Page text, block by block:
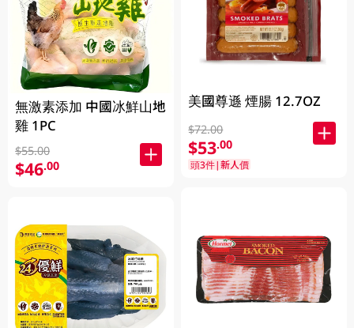
無激素添加 中國冰鮮山地
雞 1PC
$55.00
$46.00
美國尊遜 煙腸 12.7OZ
$72.00
$53.00
頭3件|新人價